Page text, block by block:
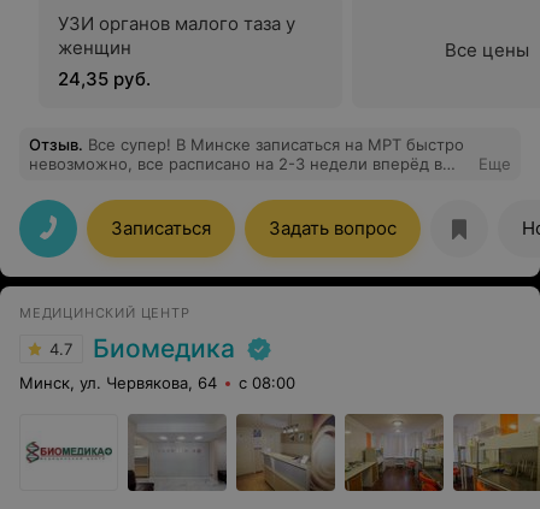
УЗИ органов малого таза у
женщин
24,35 руб.
Все цены
Отзыв. Все супер! В Минске записаться на МРТ быстро
невозможно, все расписано на 2-3 недели вперёд в
о чудо, вчера утром я позвонила, а в обед уже лежала
в томографе. Более того, доктор очень приятный
молодой человек, который описал мое исследование
уже через 10 мин (другие медцентры дают описание
через 1-2 дня и это жутко неудобно ехать к ним ещё
и даже показал мне мои снимки! Я в восторге,
отличный сервис!!
Еще
Записаться Задать вопрос
МЕДИЦИНСКИЙ ЦЕНТР
4.7 Биомедика
Минск, ул. Червякова, 64 с 08:00